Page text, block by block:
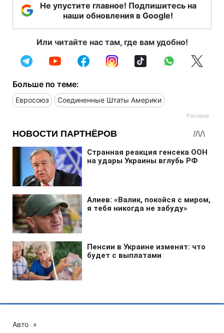
Не упустите главное! Подпишитесь на
наши обновления в Google!
Или читайте нас там, где вам удобно!
Больше по теме:
Евросоюз Соединенные Штаты Америки
Авто »